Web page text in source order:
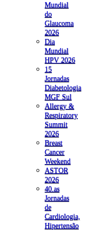
Mundial
do
Glaucoma
2026
Dia
Mundial
HPV 2026
15
Jornadas
Diabetologia
MGF Sul
Allergy &
Respiratory
Summit
2026
Breast
Cancer
Weekend
ASTOR
2026
40.as
Jornadas
de
Cardiologia,
Hipertensão